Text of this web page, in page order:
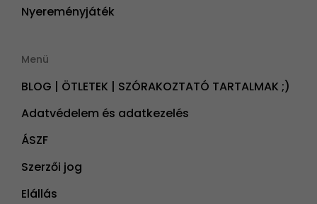
Nyereményjáték
Menü
BLOG | ÖTLETEK | SZÓRAKOZTATÓ TARTALMAK ;)
Adatvédelem és adatkezelés
ÁSZF
Szerzői jog
Elállás